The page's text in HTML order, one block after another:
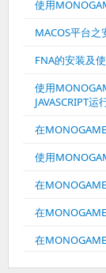
使用
MACOS平台之
FNA的安装及
使用
JAVASCRIPT运
在
使用
在
在
在